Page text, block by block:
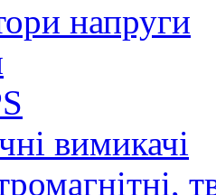
напруги
вимикачі